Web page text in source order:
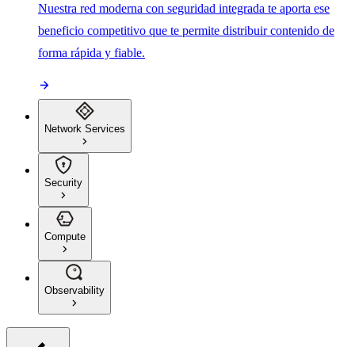
Nuestra red moderna con seguridad integrada te aporta ese
beneficio competitivo que te permite distribuir contenido de
forma rápida y fiable.
Network Services
Security
Compute
Observability